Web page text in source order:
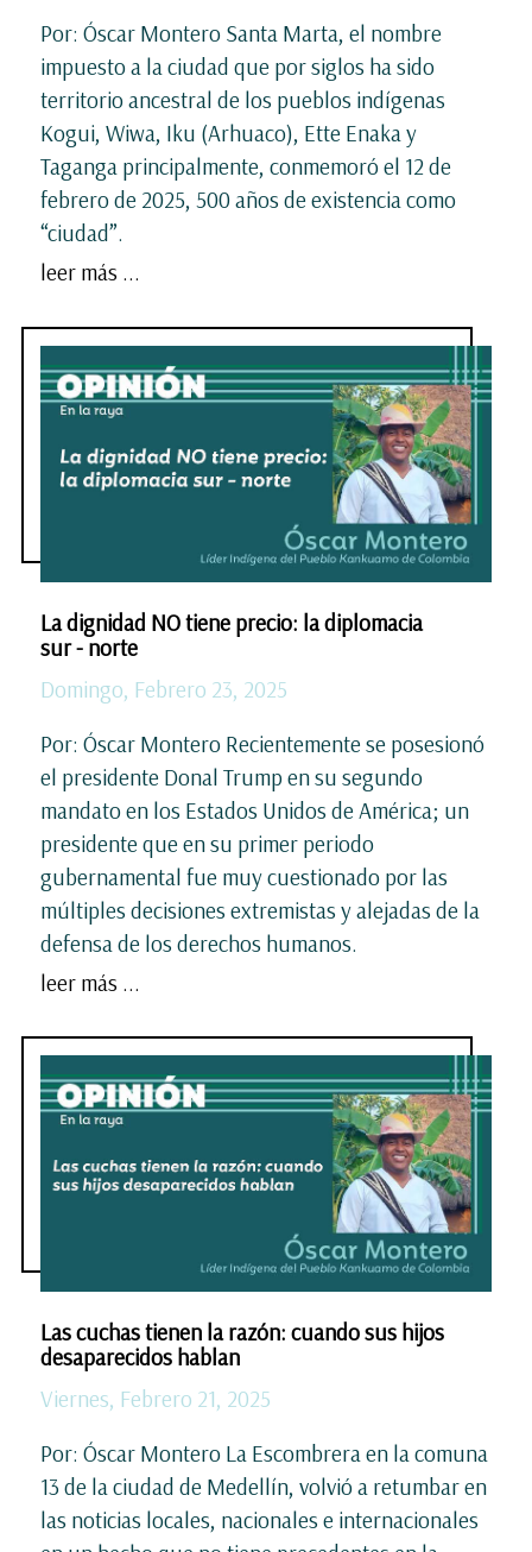
Por: Óscar Montero Santa Marta, el nombre
impuesto a la ciudad que por siglos ha sido
territorio ancestral de los pueblos indígenas
Kogui, Wiwa, Iku (Arhuaco), Ette Enaka y
Taganga principalmente, conmemoró el 12 de
febrero de 2025, 500 años de existencia como
“ciudad”.
leer más ...
La dignidad NO tiene precio: la diplomacia
sur - norte
Domingo, Febrero 23, 2025
Por: Óscar Montero Recientemente se posesionó
el presidente Donal Trump en su segundo
mandato en los Estados Unidos de América; un
presidente que en su primer periodo
gubernamental fue muy cuestionado por las
múltiples decisiones extremistas y alejadas de la
defensa de los derechos humanos.
leer más ...
Las cuchas tienen la razón: cuando sus hijos
desaparecidos hablan
Viernes, Febrero 21, 2025
Por: Óscar Montero La Escombrera en la comuna
13 de la ciudad de Medellín, volvió a retumbar en
las noticias locales, nacionales e internacionales